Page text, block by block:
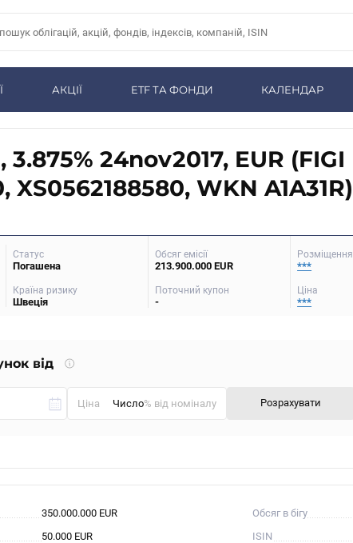
АКЦІЇ ETF ТА ФОНДИ КАЛЕНДАР
24nov2017, EUR (FIGI
XS0562188580, WKN A1A31R)
Статус
Погашена
Обсяг емісії
213.900.000 EUR
Розміщення
***
Країна ризику
Швеція
Поточний купон
-
Ціна
***
від
Що
Ціна % від номіналу Розрахувати
350.000.000 EUR Обсяг в бігу
50.000 EUR ISIN